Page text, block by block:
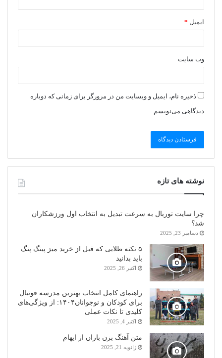
ایمیل *
وب‌ سایت
ذخیره نام، ایمیل و وبسایت من در مرورگر برای زمانی که دوباره
دیدگاهی می‌نویسم.
نوشته های تازه
چرا سایت توربال به ‌سرعت تبدیل به انتخاب اول ورزشکاران
شد؟
دسامبر 23, 2025
۵ نکته طلایی که قبل از خرید میز پینگ پنگ
باید بدانید
اکتبر 26, 2025
راهنمای کامل انتخاب بهترین مدرسه فوتبال
برای کودکان و نوجوانان۱۴۰۴: از ویژگی‌های
کلیدی تا نکات عملی
اکتبر 4, 2025
متن آهنگ بزن باران از ایهام
ژانویه 21, 2025